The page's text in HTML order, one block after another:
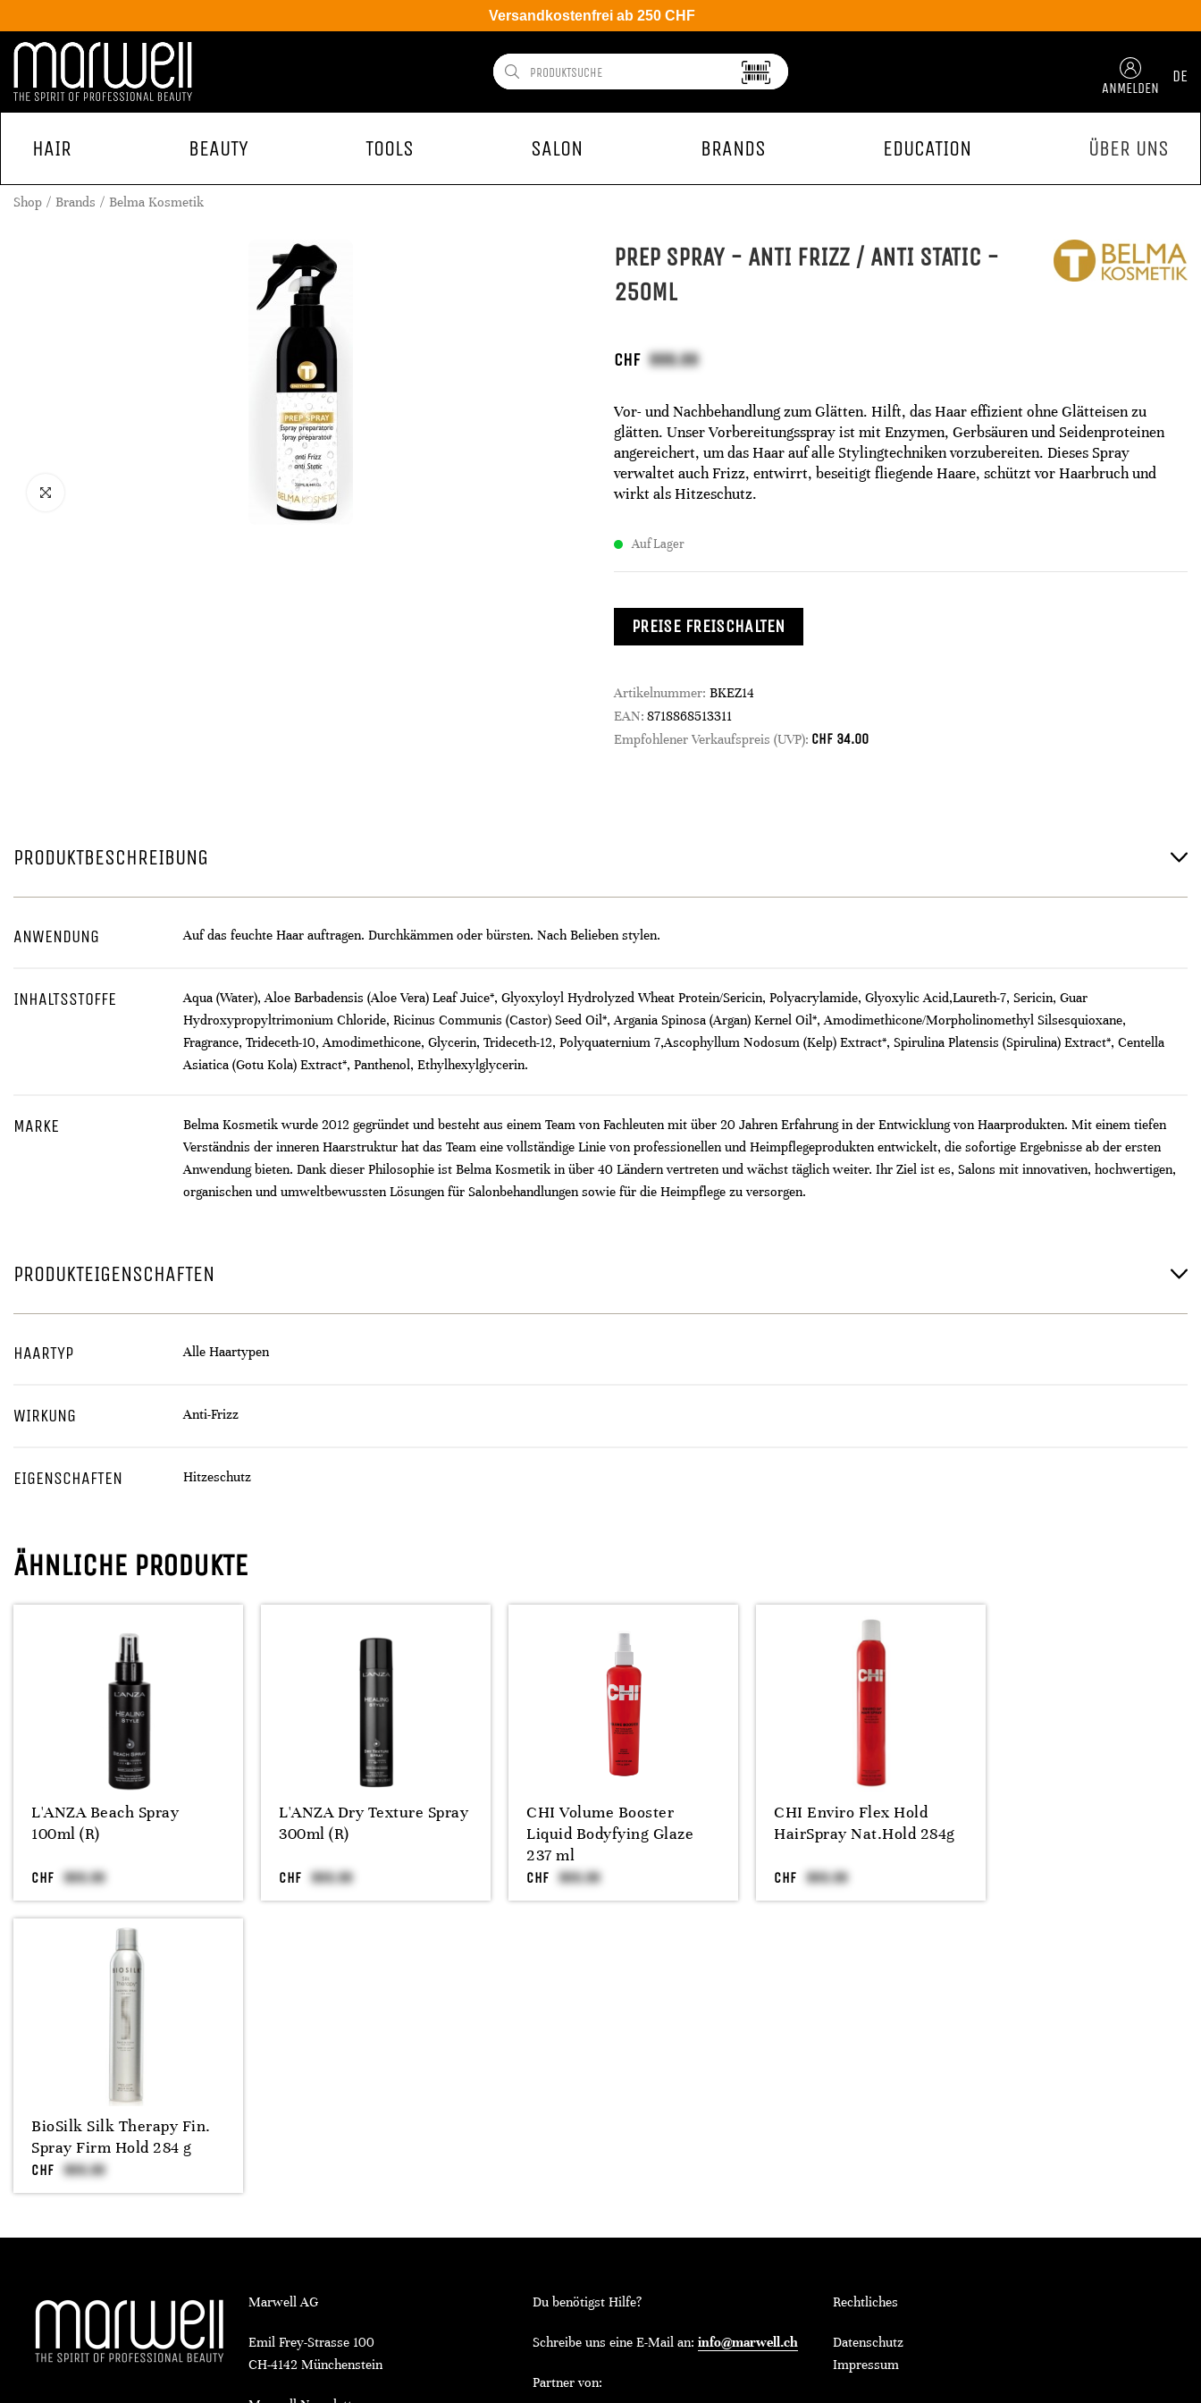
Versandkostenfrei ab 250 CHF
ANMELDEN
DE
HAIR BEAUTY TOOLS SALON BRANDS EDUCATION ÜBER UNS
Shop Brands Belma Kosmetik
PREP SPRAY - ANTI FRIZZ / ANTI STATIC -
250ML
CHF
Vor- und Nachbehandlung zum Glätten. Hilft, das Haar effizient ohne Glätteisen zu
glätten. Unser Vorbereitungsspray ist mit Enzymen, Gerbsäuren und Seidenproteinen
angereichert, um das Haar auf alle Stylingtechniken vorzubereiten. Dieses Spray
verwaltet auch Frizz, entwirrt, beseitigt fliegende Haare, schützt vor Haarbruch und
wirkt als Hitzeschutz.
Auf Lager
PREISE FREISCHALTEN
Artikelnummer: BKEZ14
EAN: 8718868513311
Empfohlener Verkaufspreis (UVP): CHF 34.00
PRODUKTBESCHREIBUNG
ANWENDUNG Auf das feuchte Haar auftragen. Durchkämmen oder bürsten. Nach Belieben stylen.
INHALTSSTOFFE
Aqua (Water), Aloe Barbadensis (Aloe Vera) Leaf Juice*, Glyoxyloyl Hydrolyzed Wheat Protein/Sericin, Polyacrylamide, Glyoxylic Acid,Laureth-7, Sericin, Guar
Hydroxypropyltrimonium Chloride, Ricinus Communis (Castor) Seed Oil*, Argania Spinosa (Argan) Kernel Oil*, Amodimethicone/Morpholinomethyl Silsesquioxane,
Fragrance, Trideceth-10, Amodimethicone, Glycerin, Trideceth-12, Polyquaternium 7,Ascophyllum Nodosum (Kelp) Extract*, Spirulina Platensis (Spirulina) Extract*, Centella
Asiatica (Gotu Kola) Extract*, Panthenol, Ethylhexylglycerin.
MARKE
Belma Kosmetik wurde 2012 gegründet und besteht aus einem Team von Fachleuten mit über 20 Jahren Erfahrung in der Entwicklung von Haarprodukten. Mit einem tiefen
Verständnis der inneren Haarstruktur hat das Team eine vollständige Linie von professionellen und Heimpflegeprodukten entwickelt, die sofortige Ergebnisse ab der ersten
Anwendung bieten. Dank dieser Philosophie ist Belma Kosmetik in über 40 Ländern vertreten und wächst täglich weiter. Ihr Ziel ist es, Salons mit innovativen, hochwertigen,
organischen und umweltbewussten Lösungen für Salonbehandlungen sowie für die Heimpflege zu versorgen.
PRODUKTEIGENSCHAFTEN
HAARTYP Alle Haartypen
WIRKUNG Anti-Frizz
EIGENSCHAFTEN Hitzeschutz
ÄHNLICHE PRODUKTE
L'ANZA Beach Spray
100ml (R)
CHF
L'ANZA Dry Texture Spray
300ml (R)
CHF
CHI Volume Booster
Liquid Bodyfying Glaze
237 ml
CHF
CHI Enviro Flex Hold
HairSpray Nat.Hold 284g
CHF
BioSilk Silk Therapy Fin.
Spray Firm Hold 284 g
CHF
Marwell AG
Emil Frey-Strasse 100
CH-4142 Münchenstein
Du benötigst Hilfe?
Schreibe uns eine E-Mail an: info@marwell.ch
Partner von:
Rechtliches
Datenschutz
Impressum